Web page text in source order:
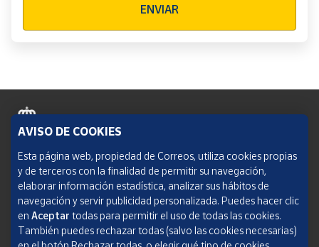
ENVIAR
Política de cookies
Aviso legal
Condiciones del servicio
Política de Privacidad Web
AVISO DE COOKIES
Esta página web, propiedad de Correos, utiliza cookies propias
y de terceros con la finalidad de permitir su navegación,
elaborar información estadística, analizar sus hábitos de
navegación y servir publicidad personalizada. Puedes hacer clic
en Aceptar todas para permitir el uso de todas las cookies.
También puedes rechazar todas (salvo las cookies necesarias)